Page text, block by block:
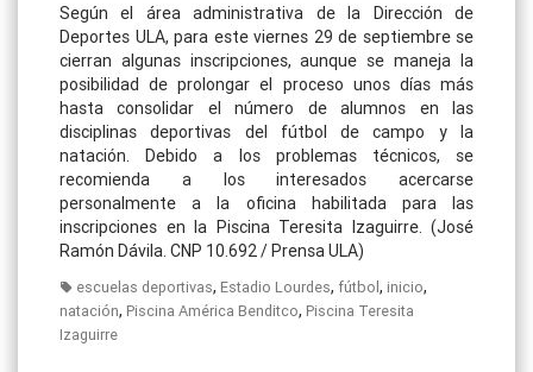
Según el área administrativa de la Dirección de
Deportes ULA, para este viernes 29 de septiembre se
cierran algunas inscripciones, aunque se maneja la
posibilidad de prolongar el proceso unos días más
hasta consolidar el número de alumnos en las
disciplinas deportivas del fútbol de campo y la
natación. Debido a los problemas técnicos, se
recomienda a los interesados acercarse
personalmente a la oficina habilitada para las
inscripciones en la Piscina Teresita Izaguirre. (José
Ramón Dávila. CNP 10.692 / Prensa ULA)
escuelas deportivas, Estadio Lourdes, fútbol, inicio,
natación, Piscina América Benditco, Piscina Teresita
Izaguirre